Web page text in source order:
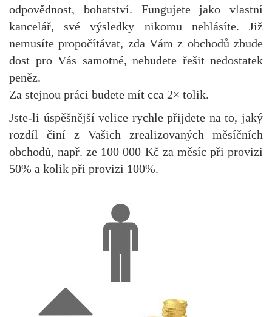
odpovědnost, bohatství. Fungujete jako vlastní
kancelář, své výsledky nikomu nehlásíte. Již
nemusíte propočítávat, zda Vám z obchodů zbude
dost pro Vás samotné, nebudete řešit nedostatek
peněz.
Za stejnou práci budete mít cca 2× tolik.
Jste-li úspěšnější velice rychle přijdete na to, jaký
rozdíl činí z Vašich zrealizovaných měsíčních
obchodů, např. ze 100 000 Kč za měsíc při provizi
50% a kolik při provizi 100%.